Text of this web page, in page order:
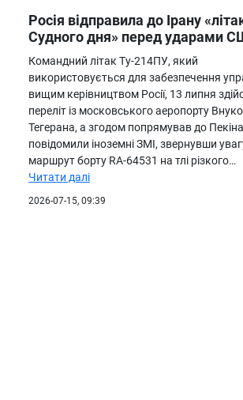
Росія відправила до Ірану
Судного дня» перед ударами
Командний літак Ту-214ПУ, який
використовується для забезпечення
вищим керівництвом Росії, 13 липня
переліт із московського аеропорту
Тегерана, а згодом попрямував до
повідомили іноземні ЗМІ, звернувши
маршрут борту RA-64531 на тлі різкого…
Читати далі
2026-07-15, 09:39